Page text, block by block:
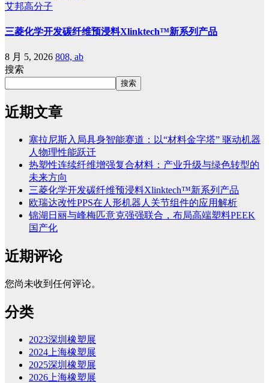
艾邦高分子
三菱化学开发碳纤维预浸料Xlinktech™新系列产品
8 月 5, 2026 808, ab
搜索
搜索
近期文章
塞拉尼斯入局具身智能赛道：以“材料金字塔” 驱动机器
人物理性能跃迁
热塑性连续纤维增强复合材料：产业升级与绿色转型的
未来方向
三菱化学开发碳纤维预浸料Xlinktech™新系列产品
欧瑞达改性PPS在人形机器人关节组件的应用解析
锦湖日丽与峰梅匹意克强强联合，布局高端塑料PEEK
国产化
近期评论
您尚未收到任何评论。
分类
2023深圳橡塑展
2024上海橡塑展
2025深圳橡塑展
2026上海橡塑展